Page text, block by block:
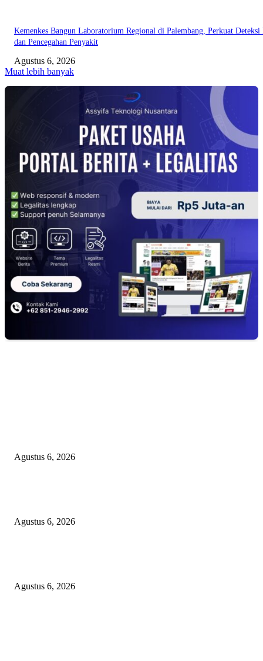
Kemenkes Bangun Laboratorium Regional di Palembang, Perkuat
dan Pencegahan Penyakit
Agustus 6, 2026
Muat lebih banyak
Agustus 6, 2026
Agustus 6, 2026
Agustus 6, 2026